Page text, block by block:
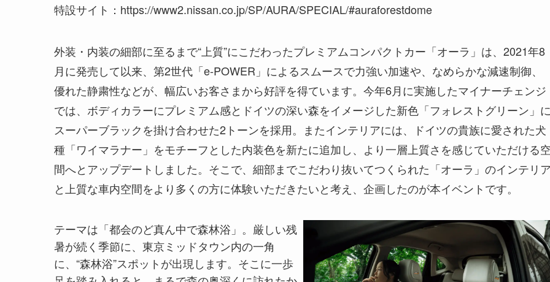
特設サイト：https://www2.nissan.co.jp/SP/AURA/SPECIAL/#auraforestdome
外装・内装の細部に至るまで“上質”にこだわったプレミアムコンパクトカー「オーラ」は、2021年8
月に発売して以来、第2世代「e-POWER」によるスムースで力強い加速や、なめらかな減速制御、
優れた静粛性などが、幅広いお客さまから好評を得ています。今年6月に実施したマイナーチェンジ
では、ボディカラーにプレミアム感とドイツの深い森をイメージした新色「フォレストグリーン」
スーパーブラックを掛け合わせた2トーンを採用。またインテリアには、ドイツの貴族に愛された犬
種「ワイマラナー」をモチーフとした内装色を新たに追加し、より一層上質さを感じていただける
間へとアップデートしました。そこで、細部までこだわり抜いてつくられた「オーラ」のインテリ
と上質な車内空間をより多くの方に体験いただきたいと考え、企画したのが本イベントです。
テーマは「都会のど真ん中で森林浴」。厳しい残
暑が続く季節に、東京ミッドタウン内の一角
に、“森林浴”スポットが出現します。そこに一歩